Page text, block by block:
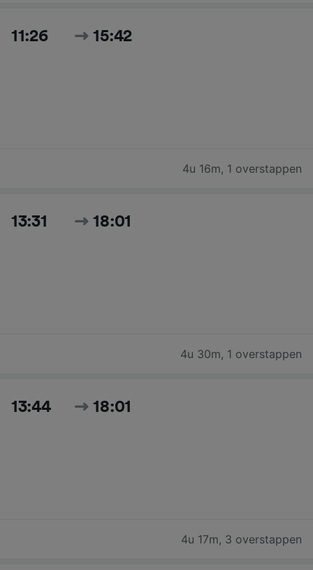
11:26 15:42
4u 16m, 1 overstappen
13:31 18:01
4u 30m, 1 overstappen
13:44 18:01
4u 17m, 3 overstappen